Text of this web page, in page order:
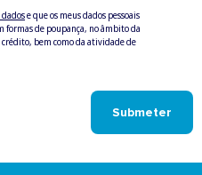
e que os meus dados pessoais
formas de poupança, no âmbito da
crédito, bem como da atividade de
Submeter